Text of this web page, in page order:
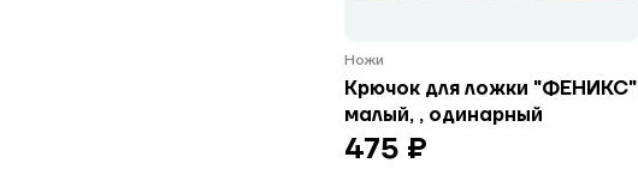
Ножи
Крючок для ложки "ФЕНИКС"
малый, , одинарный
475 ₽